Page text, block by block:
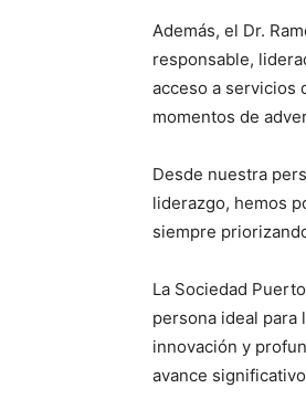
Además, el Dr.
responsable,
acceso a servicios
momentos de
Desde nuestra
liderazgo, hemos
siempre
La Sociedad
persona ideal para
innovación y
avance